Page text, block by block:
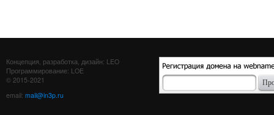
Концепция, разработка, дизайн: LEO
Программирование: LOE
© 2015-2021
email: mail@in3p.ru